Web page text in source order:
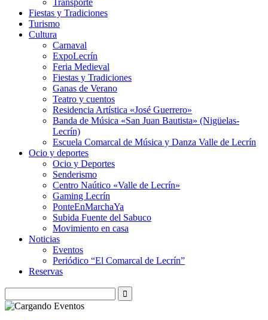
Transporte
Fiestas y Tradiciones
Turismo
Cultura
Carnaval
ExpoLecrín
Feria Medieval
Fiestas y Tradiciones
Ganas de Verano
Teatro y cuentos
Residencia Artística «José Guerrero»
Banda de Música «San Juan Bautista» (Nigüelas-
Lecrín)
Escuela Comarcal de Música y Danza Valle de Lecrín
Ocio y deportes
Ocio y Deportes
Senderismo
Centro Naútico «Valle de Lecrín»
Gaming Lecrín
PonteEnMarchaYa
Subida Fuente del Sabuco
Movimiento en casa
Noticias
Eventos
Periódico “El Comarcal de Lecrín”
Reservas